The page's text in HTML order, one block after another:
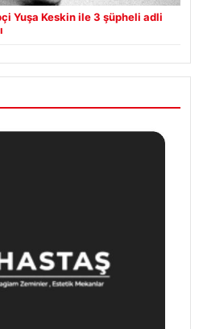
Yuşa Keskin ile 3 şüpheli adli